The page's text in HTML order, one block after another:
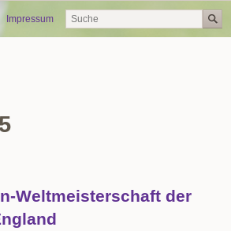
Impressum
Weltmeisterschaft der